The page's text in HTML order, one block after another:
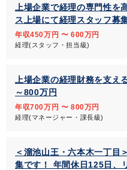
上場企業で経理の専門性
ス上場にて経理スタッフ募
年収450万円 〜 600万円
経理(スタッフ・担当級)
上場企業の経理財務を支
～800万円
年収700万円 〜 800万円
経理(マネージャー・課長級)
＜溜池山王・六本木一丁目
集です！ 年間休日125日、